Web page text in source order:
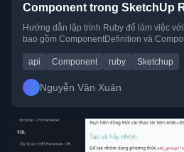
Component trong SketchUp
Hướng dẫn lập trình Ruby để làm việc
bao gồm ComponentDefinition và
api Component ruby Sketchup
Nguyễn Văn Xuân